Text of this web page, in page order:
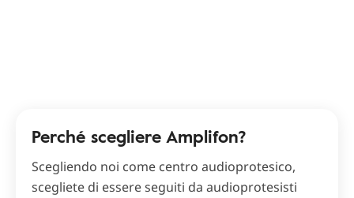
Perché scegliere Amplifon?
Scegliendo noi come centro audioprotesico,
scegliete di essere seguiti da audioprotesisti